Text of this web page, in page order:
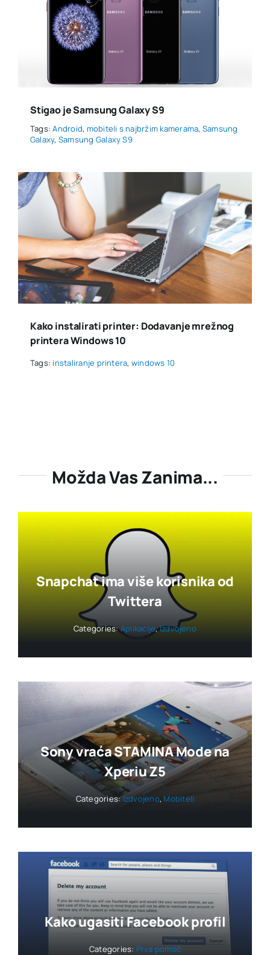
Stigao je Samsung Galaxy S9
Tags:Android, mobiteli s najbržim kamerama, Samsung
Galaxy, Samsung Galaxy S9
Kako instalirati printer: Dodavanje mrežnog
printera Windows 10
Tags: instaliranje printera, windows 10
Možda Vas Zanima...
Snapchat ima više korisnika od
Twittera
Categories:Aplikacije,Izdvojeno
Sony vraća STAMINA Mode na
Xperiu Z5
Categories:Izdvojeno, Mobiteli
Kako ugasiti Facebook profil
Categories: Prva pomoć